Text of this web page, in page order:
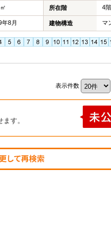
所在階 4
年8月 建物構造 マ
表示件数
す。